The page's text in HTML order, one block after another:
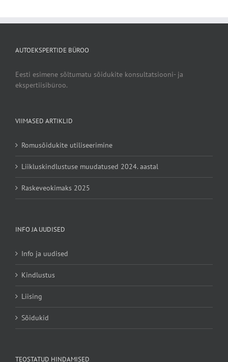
AUTOEKSPERTIDE BÜROO
Eesti esimene sõltumatu sõidukite konsultatsiooni- ja
ekspertiisibüroo.
VIIMASED ARTIKLID
Romusõidukite utiliseerimine
Liikluskindlustuse muudatused 2024. aastal
Raskeveokimaks 2025
INFO JA UUDISED
Info ja uudised
Kindlustus
Liising
Sõidukid
TEOSTATUD HINDAMISED